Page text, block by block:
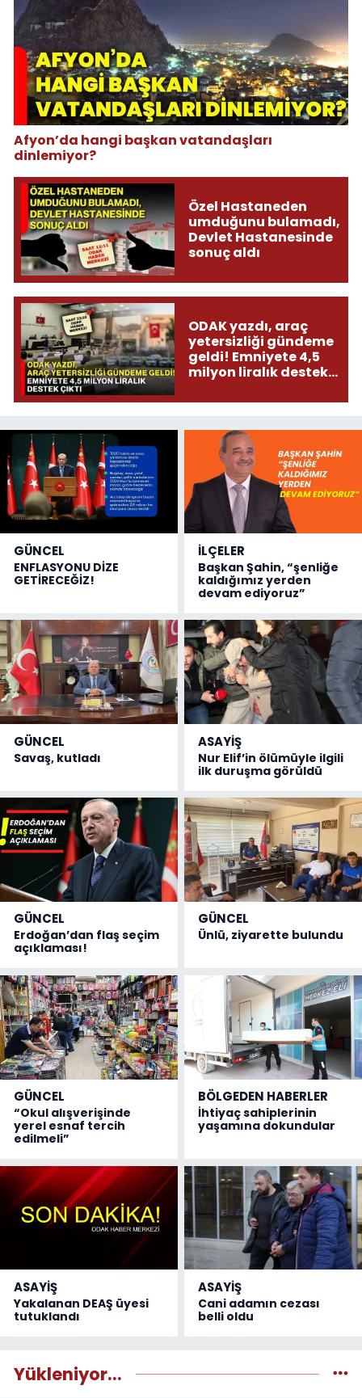
Afyon’da hangi başkan vatandaşları
dinlemiyor?
Özel Hastaneden
umduğunu bulamadı,
Devlet Hastanesinde
sonuç aldı
ODAK yazdı, araç
yetersizliği gündeme
geldi! Emniyete 4,5
milyon liralık destek
GÜNCEL
ENFLASYONU DİZE
GETİRECEĞİZ!
İLÇELER
Başkan Şahin, “şenliğe
kaldığımız yerden
devam ediyoruz”
GÜNCEL
Savaş, kutladı
ASAYİŞ
Nur Elif’in ölümüyle ilgili
ilk duruşma görüldü
GÜNCEL
Erdoğan’dan flaş seçim
açıklaması!
GÜNCEL
Ünlü, ziyarette bulundu
GÜNCEL
“Okul alışverişinde
yerel esnaf tercih
edilmeli”
BÖLGEDEN HABERLER
İhtiyaç sahiplerinin
yaşamına dokundular
ASAYİŞ
Yakalanan DEAŞ üyesi
tutuklandı
ASAYİŞ
Cani adamın cezası
belli oldu
Yükleniyor...